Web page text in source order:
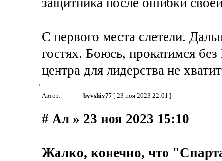
защитника после ошибки
С первого места слетели.
гостях. Боюсь, прокатимся
центра для лидерства не
Автор: byvshiy77[ 23 ноя 2023 22:01 ]
# Ал » 23 ноя 2023 15:10
Жалко, конечно, что